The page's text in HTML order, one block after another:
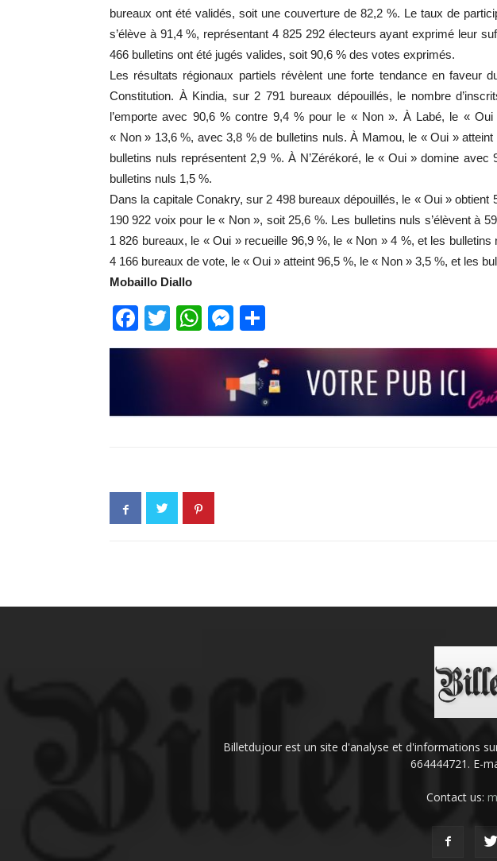
bureaux ont été validés, soit une couverture de 82,2 %. Le taux de
s’élève à 91,4 %, représentant 4 825 292 électeurs ayant exprimé leur
466 bulletins ont été jugés valides, soit 90,6 % des votes exprimés.
Les résultats régionaux partiels révèlent une forte tendance en faveur
Constitution. À Kindia, sur 2 791 bureaux dépouillés, le nombre
l’emporte avec 90,6 % contre 9,4 % pour le « Non ». À Labé, le «
« Non » 13,6 %, avec 3,8 % de bulletins nuls. À Mamou, le « Oui »
bulletins nuls représentent 2,9 %. À N’Zérékoré, le « Oui » domine
bulletins nuls 1,5 %.
Dans la capitale Conakry, sur 2 498 bureaux dépouillés, le « Oui » obtient
190 922 voix pour le « Non », soit 25,6 %. Les bulletins nuls s’élèvent à
1 826 bureaux, le « Oui » recueille 96,9 %, le « Non » 4 %, et les
4 166 bureaux de vote, le « Oui » atteint 96,5 %, le « Non » 3,5 %, et les
Mobaillo Diallo
Facebook
TwitterWhatsApp
Messenger
Billetdujour est un site d'analyse et d'informations
664444721. E-
Contact us: